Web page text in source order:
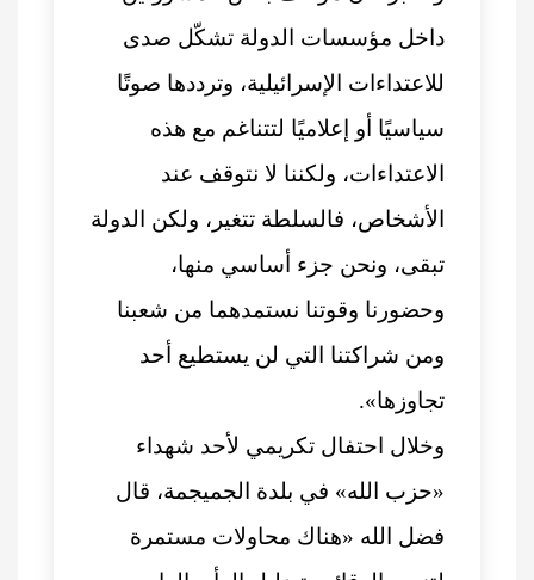
داخل مؤسسات الدولة تشكّل صدى
للاعتداءات الإسرائيلية، وترددها صوتًا
سياسيًا أو إعلاميًا لتتناغم مع هذه
الاعتداءات، ولكننا لا نتوقف عند
الأشخاص، فالسلطة تتغير، ولكن الدولة
تبقى، ونحن جزء أساسي منها،
وحضورنا وقوتنا نستمدهما من شعبنا
ومن شراكتنا التي لن يستطيع أحد
تجاوزها».
وخلال احتفال تكريمي لأحد شهداء
«حزب الله» في بلدة الجميجمة، قال
فضل الله «هناك محاولات مستمرة